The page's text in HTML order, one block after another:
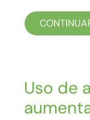
Uso de